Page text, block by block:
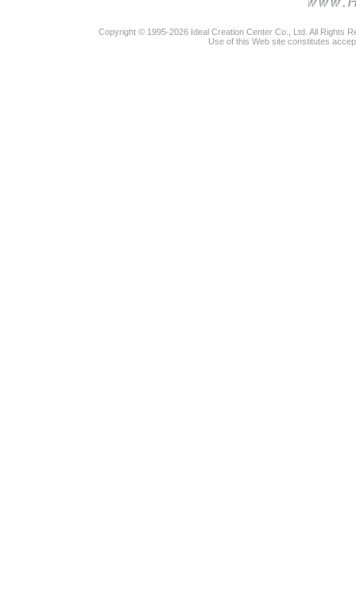
Copyright © 1995-2026 Ideal Creation Center Co., Ltd. All Rights
Use of this Web site constitutes